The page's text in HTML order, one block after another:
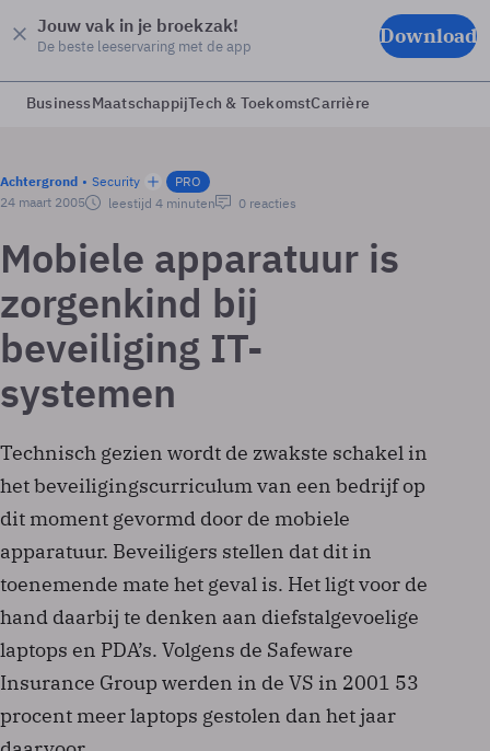
Jouw vak in je broekzak!
De beste leeservaring met de app Download
BusinessMaatschappijTech & ToekomstCarrière
Achtergrond Security
PRO
24 maart 2005
leestijd 4 minuten 0 reacties
Mobiele apparatuur is
zorgenkind bij
beveiliging IT-
systemen
Technisch gezien wordt de zwakste schakel in
het beveiligingscurriculum van een bedrijf op
dit moment gevormd door de mobiele
apparatuur. Beveiligers stellen dat dit in
toenemende mate het geval is. Het ligt voor de
hand daarbij te denken aan diefstalgevoelige
laptops en PDA’s. Volgens de Safeware
Insurance Group werden in de VS in 2001 53
procent meer laptops gestolen dan het jaar